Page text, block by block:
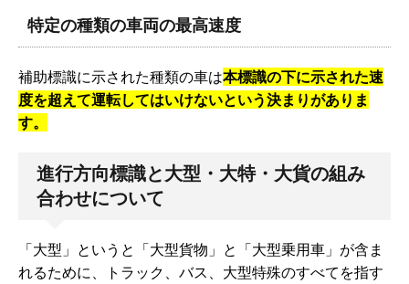
特定の種類の車両の最高速度
補助標識に示された種類の車は本標識の下に示された速
度を超えて運転してはいけないという決まりがありま
す。
進行方向標識と大型・大特・大貨の組み
合わせについて
「大型」というと「大型貨物」と「大型乗用車」が含ま
れるために、トラック、バス、大型特殊のすべてを指す